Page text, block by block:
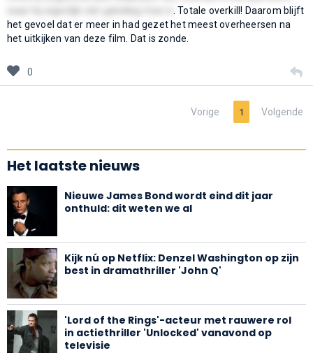
. Totale overkill! Daarom blijft
het gevoel dat er meer in had gezet het meest overheersen na
het uitkijken van deze film. Dat is zonde.
0
Vorige 1 Volgende
Het laatste nieuws
Nieuwe James Bond wordt eind dit jaar
onthuld: dit weten we al
Kijk nú op Netflix: Denzel Washington op zijn
best in dramathriller 'John Q'
'Lord of the Rings'-acteur met rauwere rol
in actiethriller 'Unlocked' vanavond op
televisie